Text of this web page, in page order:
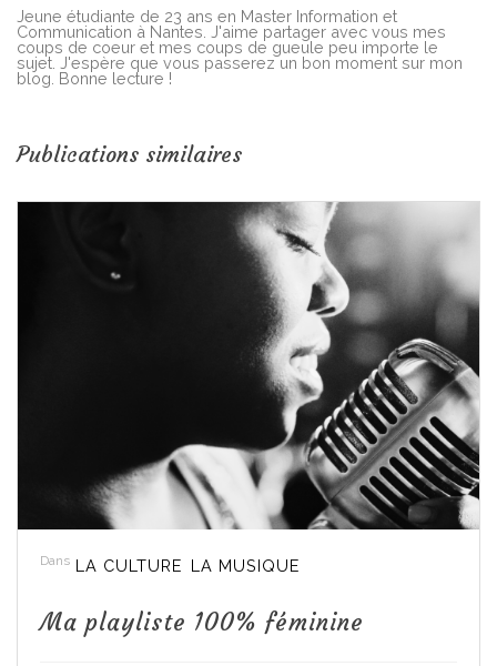
Jeune étudiante de 23 ans en Master Information et
Communication à Nantes. J'aime partager avec vous mes
coups de coeur et mes coups de gueule peu importe le
sujet. J'espère que vous passerez un bon moment sur mon
blog. Bonne lecture !
Publications similaires
Dans LA CULTURE LA MUSIQUE
Ma playliste 100% féminine